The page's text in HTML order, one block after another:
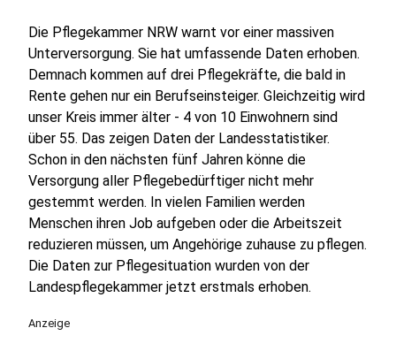
Die Pflegekammer NRW warnt vor einer massiven
Unterversorgung. Sie hat umfassende Daten erhoben.
Demnach kommen auf drei Pflegekräfte, die bald in
Rente gehen nur ein Berufseinsteiger. Gleichzeitig wird
unser Kreis immer älter - 4 von 10 Einwohnern sind
über 55. Das zeigen Daten der Landesstatistiker.
Schon in den nächsten fünf Jahren könne die
Versorgung aller Pflegebedürftiger nicht mehr
gestemmt werden. In vielen Familien werden
Menschen ihren Job aufgeben oder die Arbeitszeit
reduzieren müssen, um Angehörige zuhause zu pflegen.
Die Daten zur Pflegesituation wurden von der
Landespflegekammer jetzt erstmals erhoben.
Anzeige